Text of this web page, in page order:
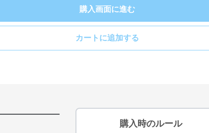
購入画面に進む
カートに追加する
購入時のルール